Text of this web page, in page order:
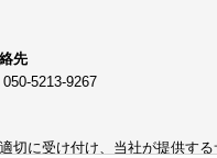
先
5213-9267
切に受け付け、当社が提供す